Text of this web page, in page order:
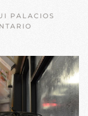
PALACIOS